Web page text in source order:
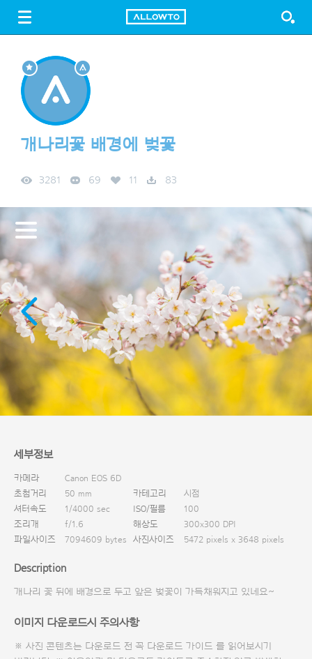
FREE DOWNLOAD
개나리꽃 배경에 벚꽃
3281 69 11 83
세부정보
카메라
Canon EOS 6D
초첨거리
50 mm 카테고리
시점
셔터속도
1/4000 sec ISO/필름
100
조리개
f/1.6 해상도
300x300 DPI
파일사이즈
7094609 bytes 사진사이즈 5472 pixels x 3648 pixels
Description
개나리 꽃 뒤에 배경으로 두고 앞은 벚꽃이 가득채워지고 있네요~
이미지 다운로드시 주의사항
※ 사진 콘텐츠는 다운로드 전 꼭 다운로드 가이드 를 읽어보시기